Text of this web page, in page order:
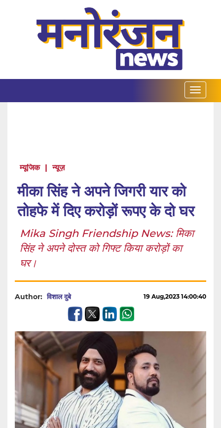
म्यूजिक | न्यूज़
मीका सिंह ने अपने जिगरी यार को
तोहफे में दिए करोड़ों रूपए के दो घर
Mika Singh Friendship News: मिका
सिंह ने अपने दोस्त को गिफ्ट किया करोड़ों का
घर।
Author: विशाल दुबे 19 Aug,2023 14:00:40